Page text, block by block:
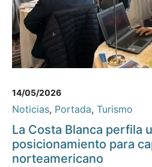
14/05/2026
Noticias, Portada, Turismo
La Costa Blanca perfila
posicionamiento para
norteamericano